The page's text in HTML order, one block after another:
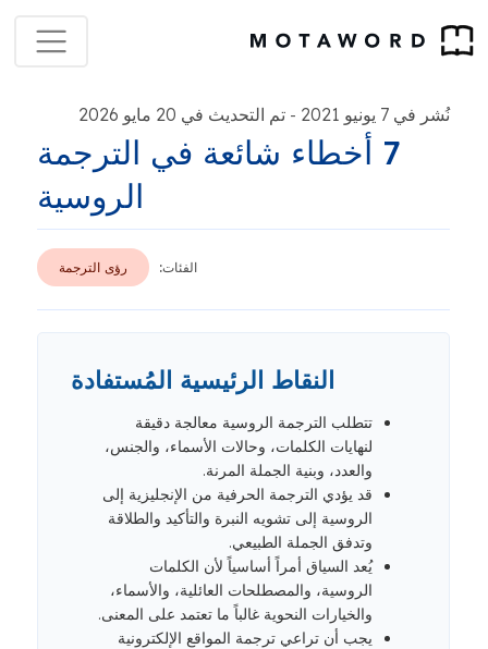
نُشر في 7 يونيو 2021 - تم التحديث في 20 مايو 2026
7 أخطاء شائعة في الترجمة
الروسية
الفئات: رؤى الترجمة
النقاط الرئيسية المُستفادة
تتطلب الترجمة الروسية معالجة دقيقة
لنهايات الكلمات، وحالات الأسماء، والجنس،
والعدد، وبنية الجملة المرنة.
قد يؤدي الترجمة الحرفية من الإنجليزية إلى
الروسية إلى تشويه النبرة والتأكيد والطلاقة
وتدفق الجملة الطبيعي.
يُعد السياق أمراً أساسياً لأن الكلمات
الروسية، والمصطلحات العائلية، والأسماء،
والخيارات النحوية غالباً ما تعتمد على المعنى.
يجب أن تراعي ترجمة المواقع الإلكترونية